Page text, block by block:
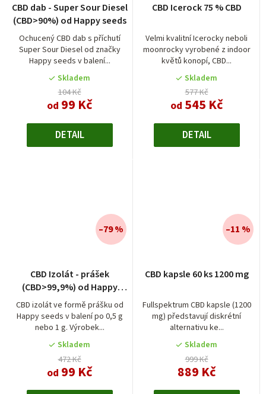
CBD dab - Super Sour Diesel
(CBD>90%) od Happy seeds
Ochucený CBD dab s příchutí
Super Sour Diesel od značky
Happy seeds v balení...
Skladem
104 Kč
od 99 Kč
DETAIL
CBD Icerock 75 % CBD
Velmi kvalitní Icerocky neboli
moonrocky vyrobené z indoor
květů konopí, CBD...
Skladem
577 Kč
od 545 Kč
DETAIL
CBD Izolát - prášek
(CBD>99,9%) od Happy
seeds
CBD izolát ve formě prášku od
Happy seeds v balení po 0,5 g
nebo 1 g. Výrobek...
Skladem
472 Kč
od 99 Kč
–79 %
CBD kapsle 60 ks 1200 mg
Fullspektrum CBD kapsle (1200
mg) představují diskrétní
alternativu ke...
Skladem
999 Kč
889 Kč
–11 %